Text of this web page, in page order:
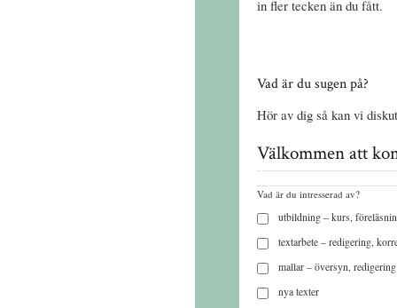
in fler tecken än du fått.
Vad är du sugen på?
Hör av dig så kan vi
Välkommen att
Vad är du intresserad av?
utbildning – kurs,
textarbete – redigering,
mallar – översyn, redigering
nya texter